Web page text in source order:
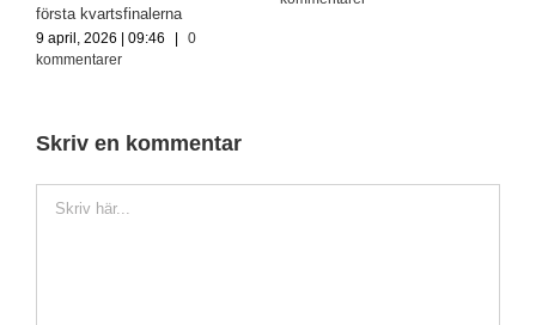
första kvartsfinalerna
9 april, 2026 | 09:46 |
0
kommentarer
Skriv en kommentar